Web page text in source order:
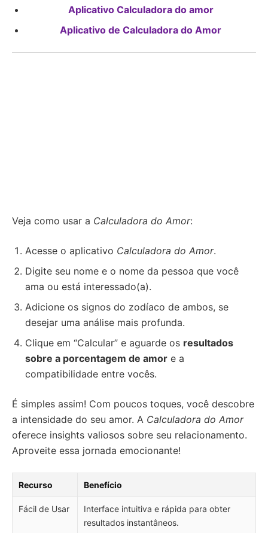
Aplicativo Calculadora do amor
Aplicativo de Calculadora do Amor
Veja como usar a Calculadora do Amor:
Acesse o aplicativo Calculadora do Amor.
Digite seu nome e o nome da pessoa que você
ama ou está interessado(a).
Adicione os signos do zodíaco de ambos, se
desejar uma análise mais profunda.
Clique em “Calcular” e aguarde os resultados
sobre a porcentagem de amor e a
compatibilidade entre vocês.
É simples assim! Com poucos toques, você descobre
a intensidade do seu amor. A Calculadora do Amor
oferece insights valiosos sobre seu relacionamento.
Aproveite essa jornada emocionante!
Recurso Benefício
Fácil de Usar
Interface intuitiva e rápida para obter
resultados instantâneos.